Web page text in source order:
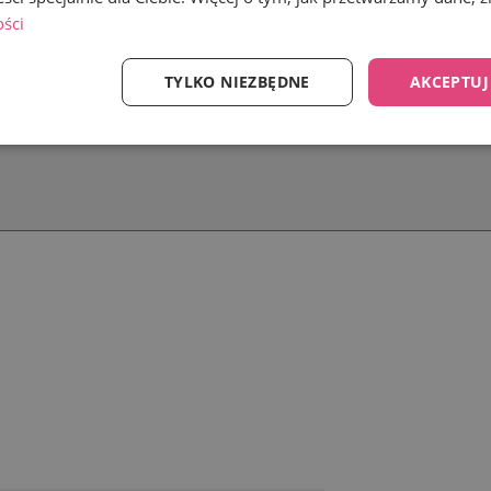
TYLKO NIEZBĘDNE